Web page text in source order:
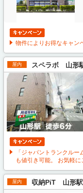
物件によりお得なキャン
屋内 スペラボ 山形
「ジャパントランクル
も値引き可能。 お気軽に
屋内 収納PiT 山形